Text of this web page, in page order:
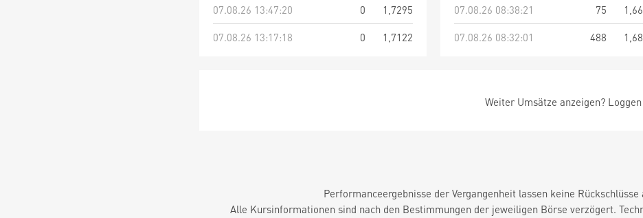
07.08.26 13:47:20
0
1,7295
07.08.26 13:17:18
0 1,7122
07.08.26 08:38:21
75
07.08.26 08:32:01
488
Weiter Umsätze anzeigen?
Performanceergebnisse der Vergangenheit lassen keine
Alle Kursinformationen sind nach den Bestimmungen der jeweiligen Börse verzögert.